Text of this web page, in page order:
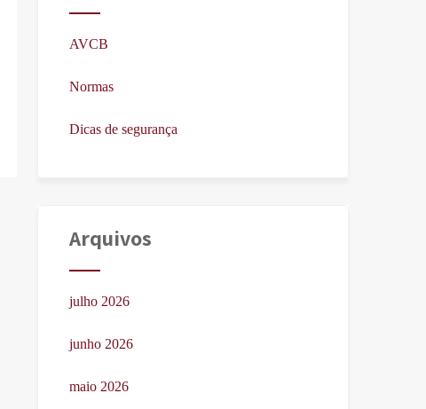
AVCB
Normas
Dicas de segurança
Arquivos
julho 2026
junho 2026
maio 2026